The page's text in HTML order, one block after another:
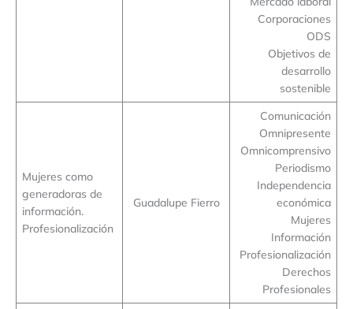
Corporaciones
ODS
Objetivos de
desarrollo
sostenible
Mujeres como
generadoras de
información.
Profesionalización
Guadalupe Fierro
Comunicación
Omnipresente
Omnicomprensivo
Periodismo
Independencia
económica
Mujeres
Información
Profesionalización
Derechos
Profesionales